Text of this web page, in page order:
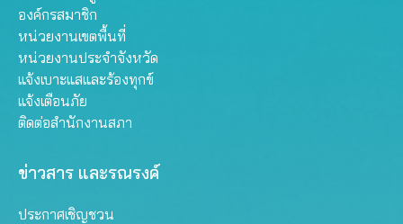
องค์กรสมาชิก
หน่วยงานเขตพื้นที่
หน่วยงานประจำจังหวัด
แจ้งเบาะแสและร้องทุกข์
แจ้งเตือนภัย
ติดต่อสำนักงานสภา
ข่าวสาร และรณรงค์
ประกาศเชิญชวน